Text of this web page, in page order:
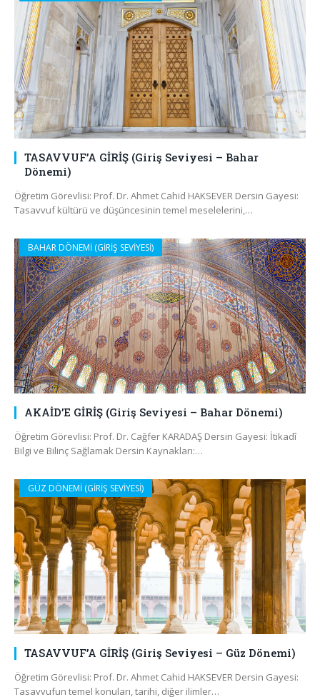
TASAVVUF’A GİRİŞ (Giriş Seviyesi – Bahar
Dönemi)
Öğretim Görevlisi: Prof. Dr. Ahmet Cahid HAKSEVER Dersin Gayesi:
Tasavvuf kültürü ve düşüncesinin temel meselelerini,…
BAHAR DÖNEMİ (GİRİŞ SEVİYESİ)
AKAİD’E GİRİŞ (Giriş Seviyesi – Bahar Dönemi)
Öğretim Görevlisi: Prof. Dr. Cağfer KARADAŞ Dersin Gayesi: İtikadî
Bilgi ve Bilinç Sağlamak Dersin Kaynakları:…
GÜZ DÖNEMİ (GİRİŞ SEVİYESİ)
TASAVVUF’A GİRİŞ (Giriş Seviyesi – Güz Dönemi)
Öğretim Görevlisi: Prof. Dr. Ahmet Cahid HAKSEVER Dersin Gayesi:
Tasavvufun temel konuları, tarihi, diğer ilimler…